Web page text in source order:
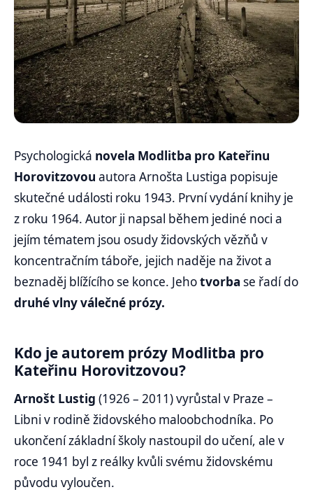
Psychologická novela Modlitba pro Kateřinu
Horovitzovou autora Arnošta Lustiga popisuje
skutečné události roku 1943. První vydání knihy je
z roku 1964. Autor ji napsal během jediné noci a
jejím tématem jsou osudy židovských vězňů v
koncentračním táboře, jejich naděje na život a
beznaděj blížícího se konce. Jehotvorbase řadí do
druhé vlny válečné prózy.
Kdo je autorem prózy Modlitba pro
Kateřinu Horovitzovou?
Arnošt Lustig (1926 – 2011) vyrůstal v Praze –
Libni v rodině židovského maloobchodníka. Po
ukončení základní školy nastoupil do učení, ale v
roce 1941 byl z reálky kvůli svému židovskému
původu vyloučen.